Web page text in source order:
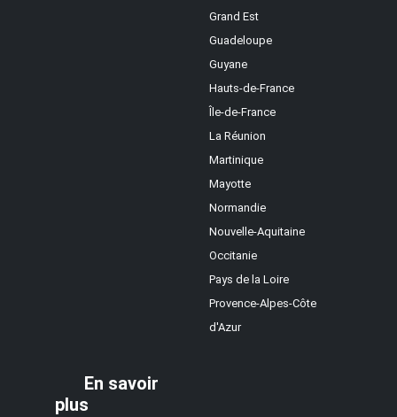
Grand Est
Guadeloupe
Guyane
Hauts-de-France
Île-de-France
La Réunion
Martinique
Mayotte
Normandie
Nouvelle-Aquitaine
Occitanie
Pays de la Loire
Provence-Alpes-Côte
d'Azur
En savoir
plus